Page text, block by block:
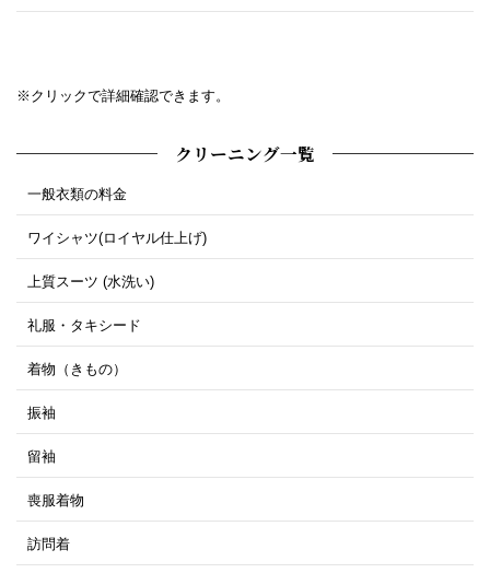
※クリックで詳細確認できます。
クリーニング一覧
一般衣類の料金
ワイシャツ(ロイヤル仕上げ)
上質スーツ (水洗い)
礼服・タキシード
着物（きもの）
振袖
留袖
喪服着物
訪問着